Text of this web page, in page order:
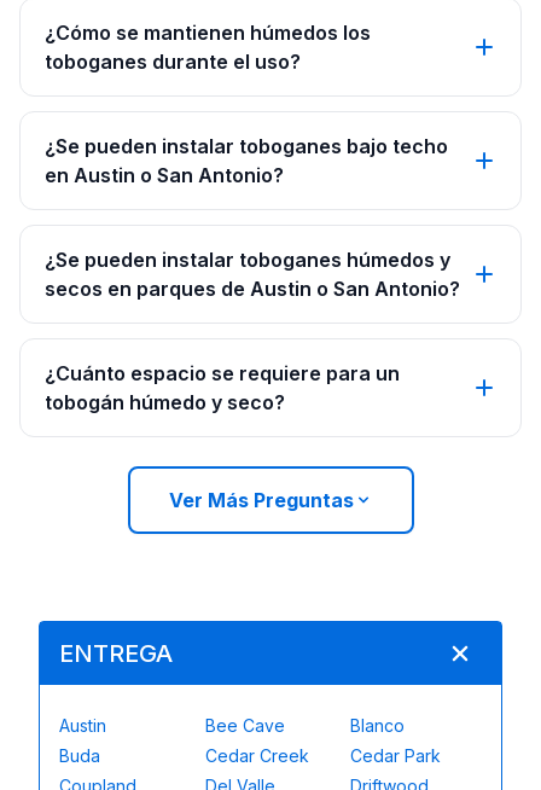
¿Cómo se mantienen húmedos los
toboganes durante el uso?
¿Se pueden instalar toboganes bajo techo
en Austin o San Antonio?
¿Se pueden instalar toboganes húmedos y
secos en parques de Austin o San Antonio?
¿Cuánto espacio se requiere para un
tobogán húmedo y seco?
Ver Más Preguntas
ENTREGA
Austin Bee Cave
Blanco
Buda
Cedar Creek
Cedar Park
Coupland
Del Valle
Driftwood